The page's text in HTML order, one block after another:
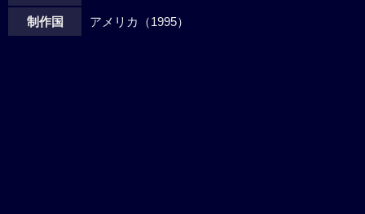
制作国 アメリカ（1995）